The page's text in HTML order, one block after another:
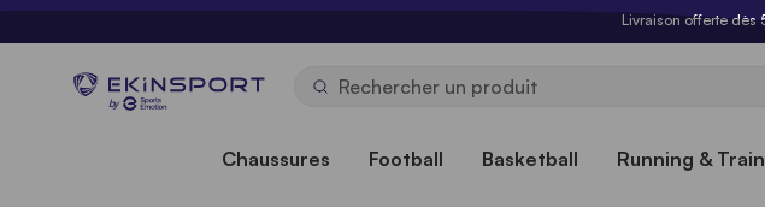
Allez au contenu Livraison offerte dès
by
Chaussures Football Basketball Running &